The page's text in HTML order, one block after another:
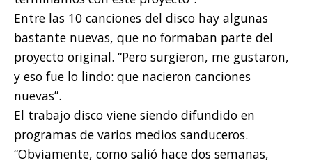
Entre las 10 canciones del disco hay algunas
bastante nuevas, que no formaban parte del
proyecto original. “Pero surgieron, me gustaron,
y eso fue lo lindo: que nacieron canciones
nuevas”.
El trabajo disco viene siendo difundido en
programas de varios medios sanduceros.
“Obviamente, como salió hace dos semanas,